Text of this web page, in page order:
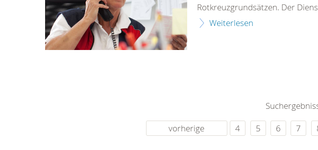
Rotkreuzgrundsätzen. Der
Weiterlesen
vorherige
4 5 6 7